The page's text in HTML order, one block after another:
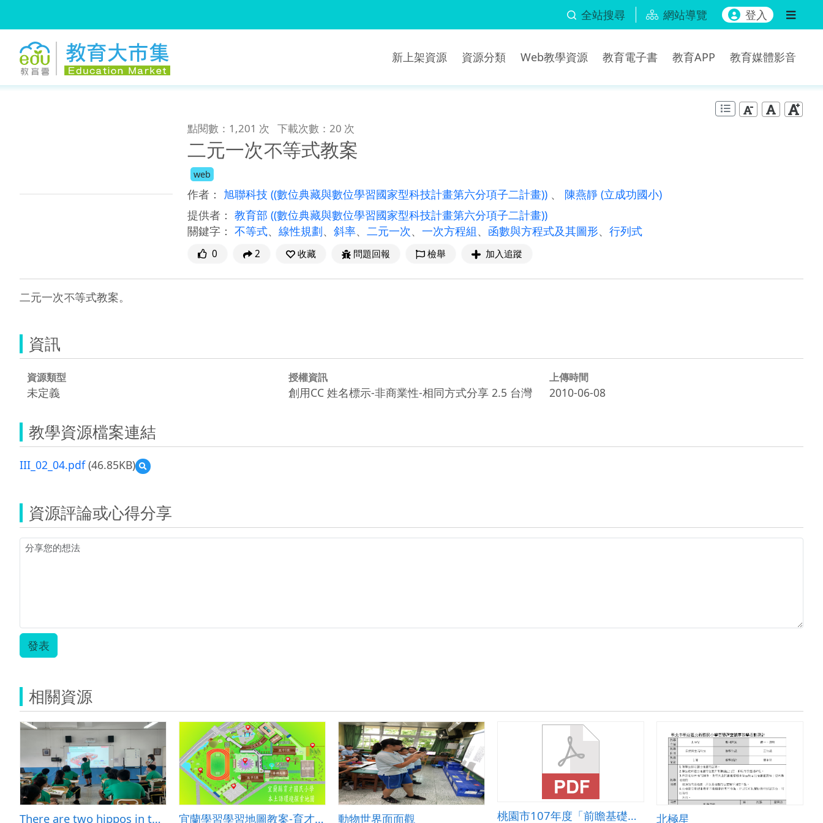
全站搜尋 網站導覽 登入
新上架資源 資源分類 Web教學資源 教育電子書 教育APP 教育媒體影音
點閱數：1,201 次 下載次數：20 次
二元一次不等式教案
web
作者： 旭聯科技 ((數位典藏與數位學習國家型科技計畫第六分項子二計畫)) 、 陳燕靜 (立成功國小)
提供者： 教育部 ((數位典藏與數位學習國家型科技計畫第六分項子二計畫))
關鍵字： 不等式、 線性規劃、 斜率、 二元一次、 一次方程組、 函數與方程式及其圖形、 行列式
0 2 收藏 問題回報 檢舉 加入追蹤
二元一次不等式教案。
資訊
資源類型
未定義
授權資訊
創用CC 姓名標示-非商業性-相同方式分享 2.5 台灣
上傳時間
2010-06-08
教學資源檔案連結
III_02_04.pdf(46.85KB)
預
覽
資源評論或心得分享
發表
相關資源
There are two hippos in the house. 宜蘭學習學習地圖教案-育才本土語環境探索 動物世界面面觀 桃園市107年度「前瞻基礎建設-國民中小學校園數位建設計畫」 之智慧學習教室教案 北極星